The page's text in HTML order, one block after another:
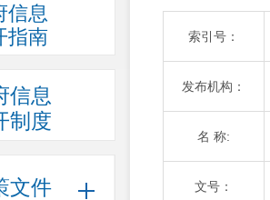
信息
指南
信息
制度
文件
索引号：
发布机构：
名 称:
文号：